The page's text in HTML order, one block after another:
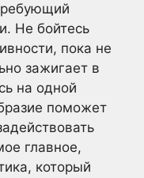
Не бойтесь
пока не
зажигает в
на одной
поможет
главное,
который